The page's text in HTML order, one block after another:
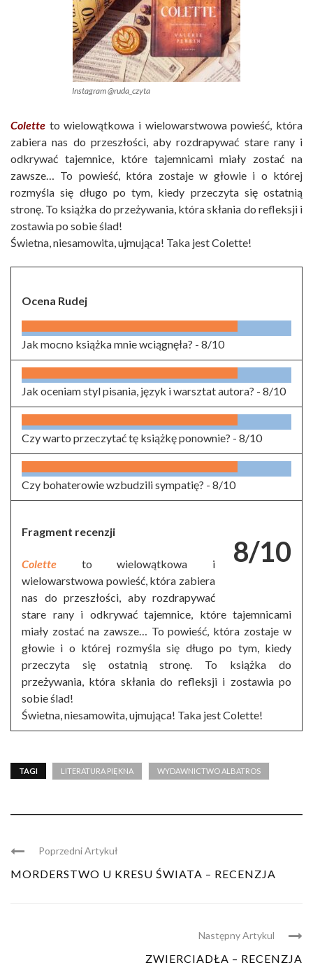
Instagram @ruda_czyta
Colette to wielowątkowa i wielowarstwowa powieść, która
zabiera nas do przeszłości, aby rozdrapywać stare rany i
odkrywać tajemnice, które tajemnicami miały zostać na
zawsze… To powieść, która zostaje w głowie i o której
rozmyśla się długo po tym, kiedy przeczyta się ostatnią
stronę. To książka do przeżywania, która skłania do refleksji i
zostawia po sobie ślad!
Świetna, niesamowita, ujmująca! Taka jest Colette!
Ocena Rudej
Jak mocno książka mnie wciągnęła? - 8/10
Jak oceniam styl pisania, język i warsztat autora? - 8/10
Czy warto przeczytać tę książkę ponownie? - 8/10
Czy bohaterowie wzbudzili sympatię? - 8/10
8/10
Fragment recenzji
Colette to wielowątkowa i
wielowarstwowa powieść, która zabiera
nas do przeszłości, aby rozdrapywać
stare rany i odkrywać tajemnice, które tajemnicami
miały zostać na zawsze… To powieść, która zostaje w
głowie i o której rozmyśla się długo po tym, kiedy
przeczyta się ostatnią stronę. To książka do
przeżywania, która skłania do refleksji i zostawia po
sobie ślad!
Świetna, niesamowita, ujmująca! Taka jest Colette!
TAGI LITERATURA PIĘKNA WYDAWNICTWO ALBATROS
Poprzedni Artykuł
MORDERSTWO U KRESU ŚWIATA – RECENZJA
Następny Artykul
ZWIERCIADŁA – RECENZJA